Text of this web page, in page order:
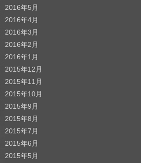
2016年5月
2016年4月
2016年3月
2016年2月
2016年1月
2015年12月
2015年11月
2015年10月
2015年9月
2015年8月
2015年7月
2015年6月
2015年5月